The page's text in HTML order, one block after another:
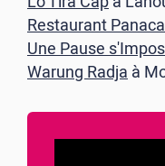
Restaurant
Une Pause
Warung Radjaà